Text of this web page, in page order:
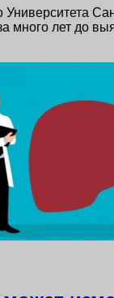
Университета
много лет до